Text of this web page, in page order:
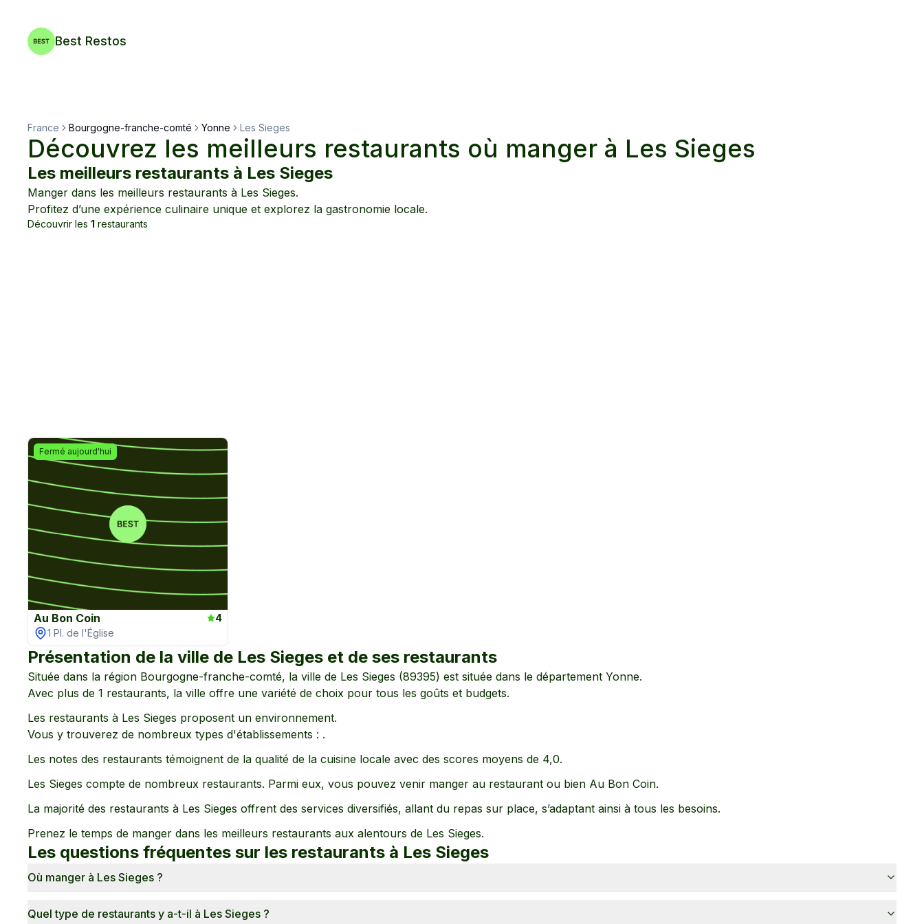
Best Restos
France Bourgogne-franche-comté Yonne Les Sieges
Découvrez les meilleurs restaurants où manger à Les Sieges
Les meilleurs restaurants à Les Sieges
Manger dans les meilleurs restaurants à Les Sieges.
Profitez d’une expérience culinaire unique et explorez la gastronomie locale.
Découvrir les 1 restaurants
Fermé aujourd'hui
Au Bon Coin
4
1 Pl. de l'Église
Présentation de la ville de Les Sieges et de ses restaurants
Située dans la région Bourgogne-franche-comté, la ville de Les Sieges (89395) est située dans le département Yonne.
Avec plus de 1 restaurants, la ville offre une variété de choix pour tous les goûts et budgets.
Les restaurants à Les Sieges proposent un environnement.
Vous y trouverez de nombreux types d'établissements : .
Les notes des restaurants témoignent de la qualité de la cuisine locale avec des scores moyens de 4,0.
Les Sieges compte de nombreux restaurants. Parmi eux, vous pouvez venir manger au restaurant ou bien Au Bon Coin.
La majorité des restaurants à Les Sieges offrent des services diversifiés, allant du repas sur place, s’adaptant ainsi à tous les besoins.
Prenez le temps de manger dans les meilleurs restaurants aux alentours de Les Sieges.
Les questions fréquentes sur les restaurants à Les Sieges
Où manger à Les Sieges ?
Quel type de restaurants y a-t-il à Les Sieges ?